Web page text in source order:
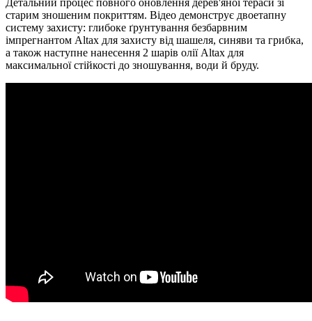
старим зношеним покриттям. Відео демонструє двоетапну
систему захисту: глибоке ґрунтування безбарвним
імпрегнантом Altax для захисту від шашеля, синяви та грибка,
а також наступне нанесення 2 шарів олії Altax для
максимальної стійкості до зношування, води й бруду.